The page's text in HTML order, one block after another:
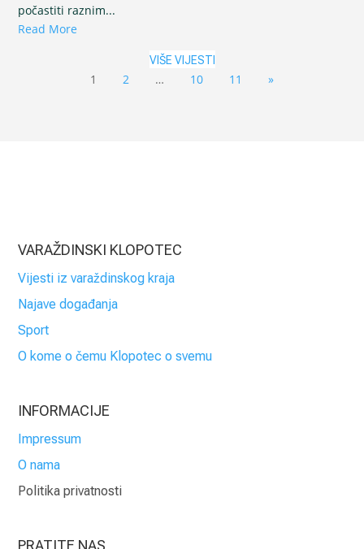
počastiti raznim...
Read More
VIŠE VIJESTI
1 2 … 10 11 »
VARAŽDINSKI KLOPOTEC
Vijesti iz varaždinskog kraja
Najave događanja
Sport
O kome o čemu Klopotec o svemu
INFORMACIJE
Impressum
O nama
Politika privatnosti
PRATITE NAS